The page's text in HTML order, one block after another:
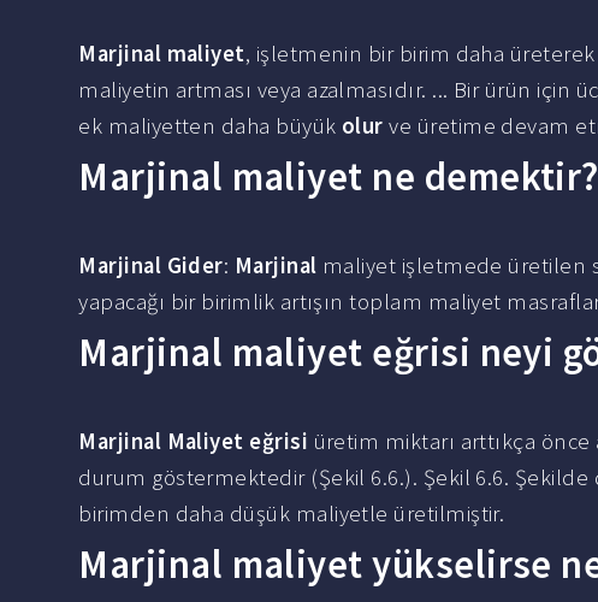
Marjinal maliyet, işletmenin bir birim daha
maliyetin artması veya azalmasıdır. ... Bir ürün için
ek maliyetten daha büyük olur ve üretime devam
Marjinal maliyet ne demektir?
Marjinal Gider: Marjinal maliyet işletmede üretilen
yapacağı bir birimlik artışın toplam maliyet
Marjinal maliyet eğrisi neyi
Marjinal Maliyet eğrisi üretim miktarı arttıkça
durum göstermektedir (Şekil 6.6.). Şekil 6.6.
birimden daha düşük maliyetle üretilmiştir.
Marjinal maliyet yükselirse